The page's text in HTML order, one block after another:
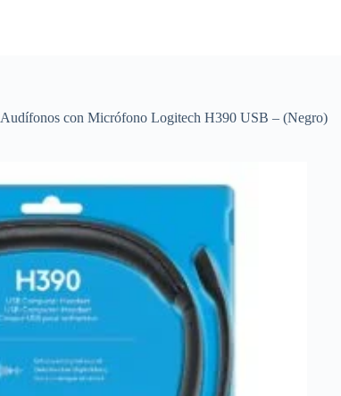
Audífonos con Micrófono Logitech H390 USB – (Negro)